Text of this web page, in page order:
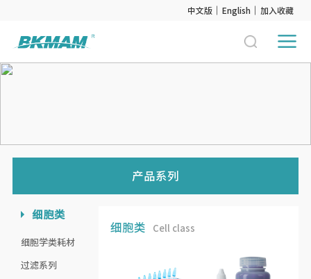
中文版 English 加入收藏
产品系列
细胞类
细胞学类耗材
过滤系列
细胞类 Cell class